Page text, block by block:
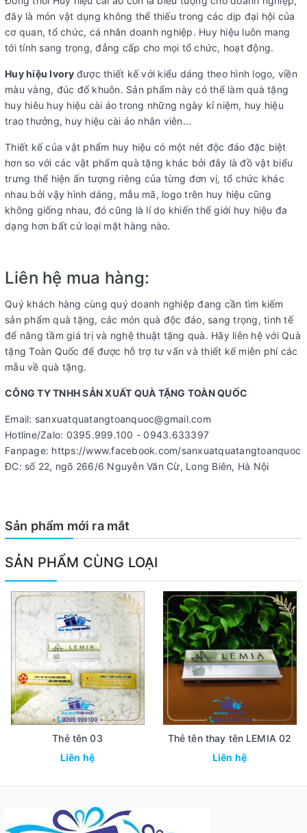
đây là món vật dụng không thể thiếu trong các dịp đại hội của
cơ quan, tổ chức, cá nhân doanh nghiệp. Huy hiệu luôn mang
tới tính sang trọng, đẳng cấp cho mọi tổ chức, hoạt động.
Huy hiệu Ivory được thiết kế với kiểu dáng theo hình logo, viền
màu vàng, đúc đổ khuôn. Sản phẩm này có thể làm quà tặng
huy hiêu huy hiệu cài áo trong những ngày kỉ niệm, huy hiệu
trao thưởng, huy hiệu cài áo nhân viên...
Thiết kế của vật phẩm huy hiệu có một nét độc đáo đặc biệt
hơn so với các vật phẩm quà tặng khác bởi đây là đồ vật biểu
trưng thể hiện ấn tượng riêng của từng đơn vị, tổ chức khác
nhau bởi vậy hình dáng, mẫu mã, logo trên huy hiệu cũng
không giống nhau, đó cũng là lí do khiến thế giới huy hiệu đa
dạng hơn bất cứ loại mặt hàng nào.
Liên hệ mua hàng:
Quý khách hàng cùng quý doanh nghiệp đang cần tìm kiếm
sản phẩm quà tặng, các món quà độc đáo, sang trọng, tinh tế
để nâng tầm giá trị và nghệ thuật tặng quà. Hãy liên hệ với Quà
tặng Toàn Quốc để được hỗ trợ tư vấn và thiết kế miễn phí các
mẫu về quà tặng.
CÔNG TY TNHH SẢN XUẤT QUÀ TẶNG TOÀN QUỐC
Email: sanxuatquatangtoanquoc@gmail.com
Hotline/Zalo: 0395.999.100 - 0943.633397
Fanpage: https://www.facebook.com/sanxuatquatangtoanquoc
ĐC: số 22, ngõ 266/6 Nguyễn Văn Cừ, Long Biên, Hà Nội
Sản phẩm mới ra mắt
SẢN PHẨM CÙNG LOẠI
Thẻ tên 03
Liên hệ
Thẻ tên thay tên LEMIA 02
Liên hệ